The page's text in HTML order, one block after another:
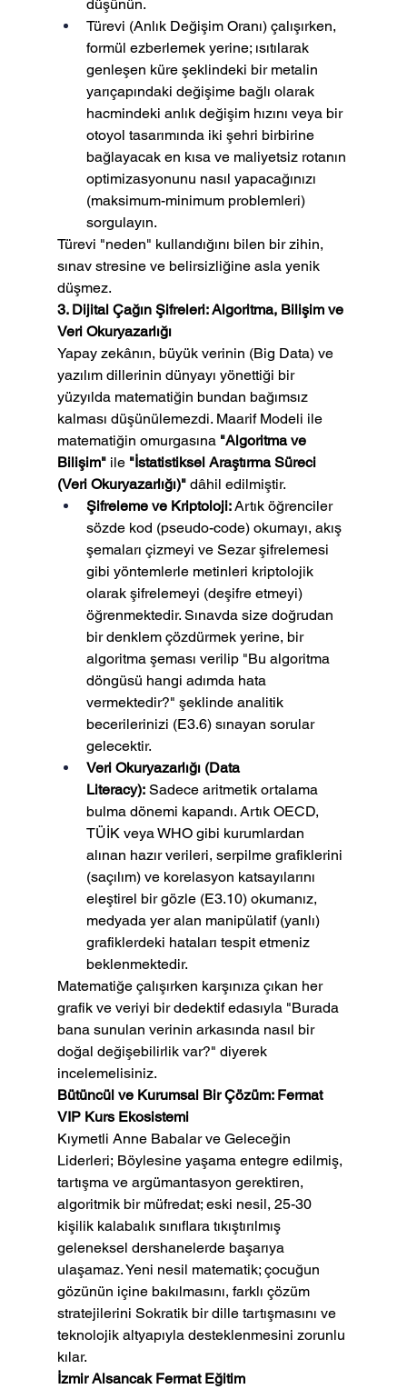
düşünün.
Türevi (Anlık Değişim Oranı) çalışırken,
formül ezberlemek yerine; ısıtılarak
genleşen küre şeklindeki bir metalin
yarıçapındaki değişime bağlı olarak
hacmindeki anlık değişim hızını veya bir
otoyol tasarımında iki şehri birbirine
bağlayacak en kısa ve maliyetsiz rotanın
optimizasyonunu nasıl yapacağınızı
(maksimum-minimum problemleri)
sorgulayın.
Türevi "neden" kullandığını bilen bir zihin,
sınav stresine ve belirsizliğine asla yenik
düşmez.
3. Dijital Çağın Şifreleri: Algoritma, Bilişim ve
Veri Okuryazarlığı
Yapay zekânın, büyük verinin (Big Data) ve
yazılım dillerinin dünyayı yönettiği bir
yüzyılda matematiğin bundan bağımsız
kalması düşünülemezdi. Maarif Modeli ile
matematiğin omurgasına "Algoritma ve
Bilişim" ile "İstatistiksel Araştırma Süreci
(Veri Okuryazarlığı)" dâhil edilmiştir.
Şifreleme ve Kriptoloji: Artık öğrenciler
sözde kod (pseudo-code) okumayı, akış
şemaları çizmeyi ve Sezar şifrelemesi
gibi yöntemlerle metinleri kriptolojik
olarak şifrelemeyi (deşifre etmeyi)
öğrenmektedir. Sınavda size doğrudan
bir denklem çözdürmek yerine, bir
algoritma şeması verilip "Bu algoritma
döngüsü hangi adımda hata
vermektedir?" şeklinde analitik
becerilerinizi (E3.6) sınayan sorular
gelecektir.
Veri Okuryazarlığı (Data
Literacy): Sadece aritmetik ortalama
bulma dönemi kapandı. Artık OECD,
TÜİK veya WHO gibi kurumlardan
alınan hazır verileri, serpilme grafiklerini
(saçılım) ve korelasyon katsayılarını
eleştirel bir gözle (E3.10) okumanız,
medyada yer alan manipülatif (yanlı)
grafiklerdeki hataları tespit etmeniz
beklenmektedir.
Matematiğe çalışırken karşınıza çıkan her
grafik ve veriyi bir dedektif edasıyla "Burada
bana sunulan verinin arkasında nasıl bir
doğal değişebilirlik var?" diyerek
incelemelisiniz.
Bütüncül ve Kurumsal Bir Çözüm: Fermat
VIP Kurs Ekosistemi
Kıymetli Anne Babalar ve Geleceğin
Liderleri; Böylesine yaşama entegre edilmiş,
tartışma ve argümantasyon gerektiren,
algoritmik bir müfredat; eski nesil, 25-30
kişilik kalabalık sınıflara tıkıştırılmış
geleneksel dershanelerde başarıya
ulaşamaz. Yeni nesil matematik; çocuğun
gözünün içine bakılmasını, farklı çözüm
stratejilerini Sokratik bir dille tartışmasını ve
teknolojik altyapıyla desteklenmesini zorunlu
kılar.
İzmir Alsancak Fermat Eğitim